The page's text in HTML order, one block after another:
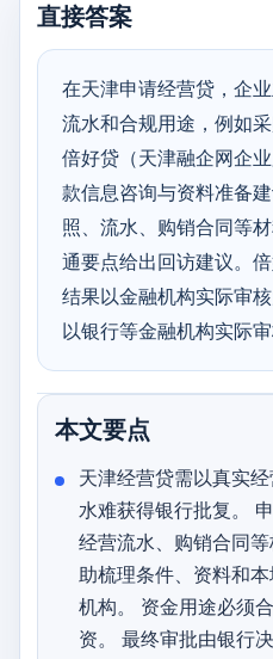
直接答案
在天津申请经营贷，企
流水和合规用途，例如
倍好贷（天津融企网企
款信息咨询与资料准备
照、流水、购销合同等
通要点给出回访建议。
结果以金融机构实际审
以银行等金融机构实际
本文要点
天津经营贷需以真实
水难获得银行批复。
经营流水、购销合同
助梳理条件、资料和
机构。 资金用途必须
资。 最终审批由银行